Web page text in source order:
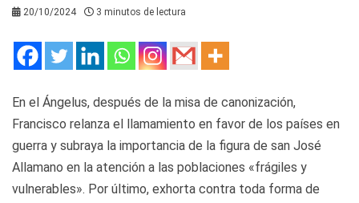
20/10/2024 3 minutos de lectura
En el Ángelus, después de la misa de canonización,
Francisco relanza el llamamiento en favor de los países en
guerra y subraya la importancia de la figura de san José
Allamano en la atención a las poblaciones «frágiles y
vulnerables». Por último, exhorta contra toda forma de